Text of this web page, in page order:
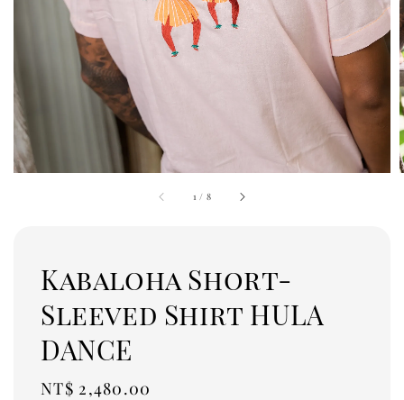
1 / 8
Kabaloha Short-
Sleeved Shirt HULA
DANCE
Regular
NT$ 2,480.00